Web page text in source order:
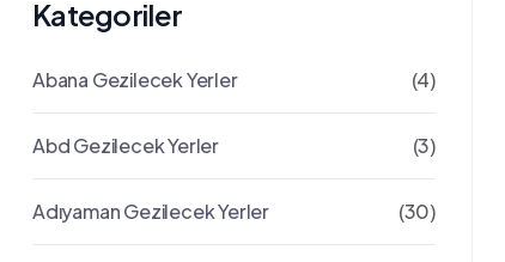
Kategoriler
Abana Gezilecek Yerler (4)
Abd Gezilecek Yerler (3)
Adıyaman Gezilecek Yerler (30)